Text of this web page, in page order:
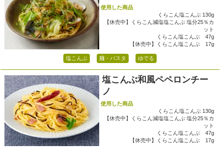
使用した商品
くらこん塩こんぶ 130g
【休売中】くらこん減塩塩こんぶ 塩分25％カ
ット
くらこん塩こんぶ 47g
【休売中】くらこん塩こんぶ 17g
塩こんぶ 麺・パスタ ゆでる
塩こんぶ和風ペペロンチー
ノ
使用した商品
くらこん塩こんぶ 130g
【休売中】くらこん減塩塩こんぶ 塩分25％カ
ット
くらこん塩こんぶ 47g
【休売中】くらこん塩こんぶ 17g